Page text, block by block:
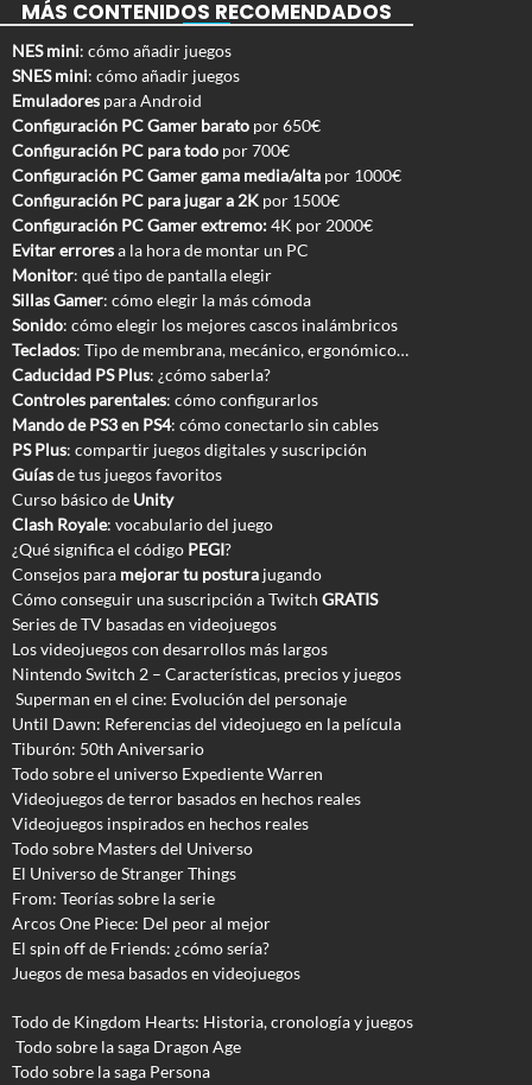
MÁS CONTENIDOS RECOMENDADOS
NES mini: cómo añadir juegos
SNES mini: cómo añadir juegos
Emuladores para Android
Configuración PC Gamer barato por 650€
Configuración PC para todo por 700€
Configuración PC Gamer gama media/alta por 1000€
Configuración PC para jugar a 2K por 1500€
Configuración PC Gamer extremo:4K por 2000€
Evitar erroresa la hora de montar un PC
Monitor: qué tipo de pantalla elegir
Sillas Gamer: cómo elegir la más cómoda
Sonido: cómo elegir los mejores cascos inalámbricos
Teclados: Tipo de membrana, mecánico, ergonómico…
Caducidad PS Plus: ¿cómo saberla?
Controles parentales: cómo configurarlos
Mando de PS3 en PS4: cómo conectarlo sin cables
PS Plus: compartir juegos digitales y suscripción
Guíasde tus juegos favoritos
Curso básico de Unity
Clash Royale: vocabulario del juego
¿Qué significa el código PEGI?
Consejos para mejorar tu postura jugando
Cómo conseguir una suscripción a Twitch GRATIS
Series de TV basadas en videojuegos
Los videojuegos con desarrollos más largos
Nintendo Switch 2 – Características, precios y juegos
Superman en el cine: Evolución del personaje
Until Dawn: Referencias del videojuego en la película
Tiburón: 50th Aniversario
Todo sobre el universo Expediente Warren
Videojuegos de terror basados en hechos reales
Videojuegos inspirados en hechos reales
Todo sobre Masters del Universo
El Universo de Stranger Things
From: Teorías sobre la serie
Arcos One Piece: Del peor al mejor
El spin off de Friends: ¿cómo sería?
Juegos de mesa basados en videojuegos
Todo de Kingdom Hearts: Historia, cronología y juegos
Todo sobre la saga Dragon Age
Todo sobre la saga Persona